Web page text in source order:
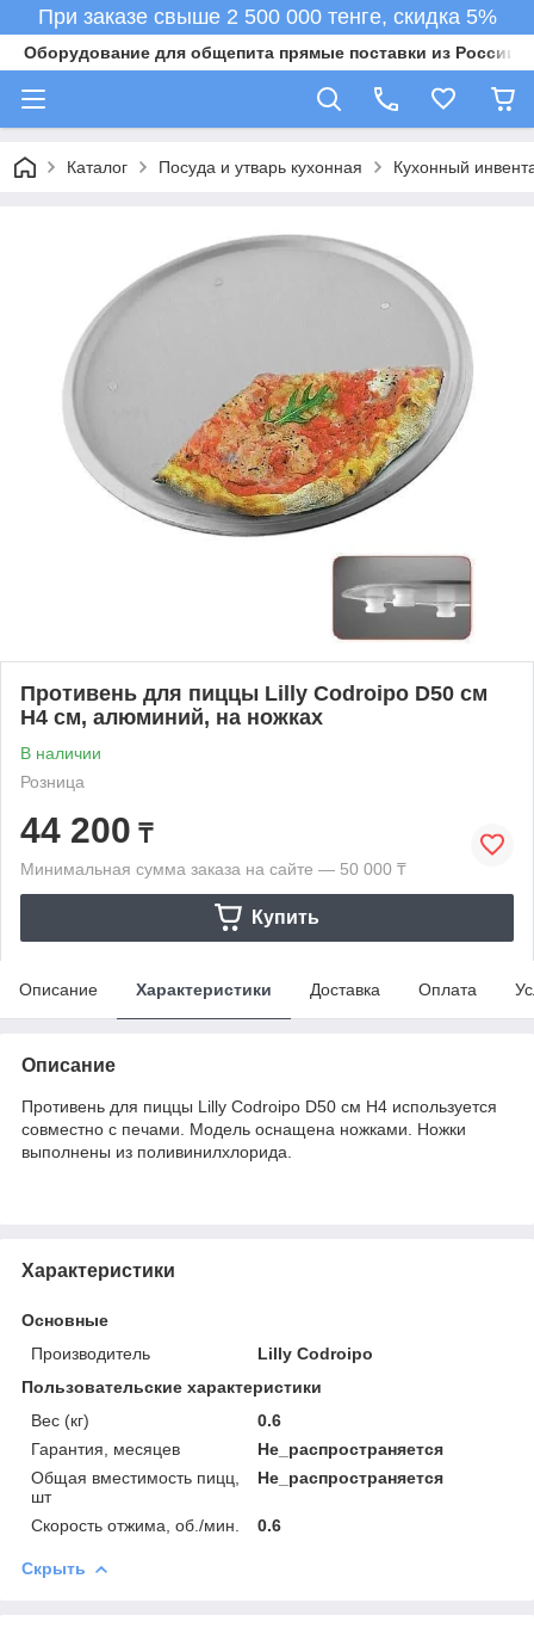
При заказе свыше 2 500 000 тенге, скидка 5%
Оборудование для общепита прямые поставки из России в
Каталог Посуда и утварь кухонная Кухонный
Противень для пиццы Lilly Codroipo D50 см
H4 см, алюминий, на ножках
В наличии
Розница
44 200 ₸
Минимальная сумма заказа на сайте — 50 000 ₸
Купить
Описание Характеристики Доставка Оплата
Описание
Противень для пиццы Lilly Codroipo D50 см H4 используется
совместно с печами. Модель оснащена ножками. Ножки
выполнены из поливинилхлорида.
Характеристики
Основные
Производитель
Lilly Codroipo
Пользовательские характеристики
Вес (кг)
0.6
Гарантия, месяцев
Не_распространяется
Общая вместимость пицц,
шт
Не_распространяется
Скорость отжима, об./мин. 0.6
Скрыть